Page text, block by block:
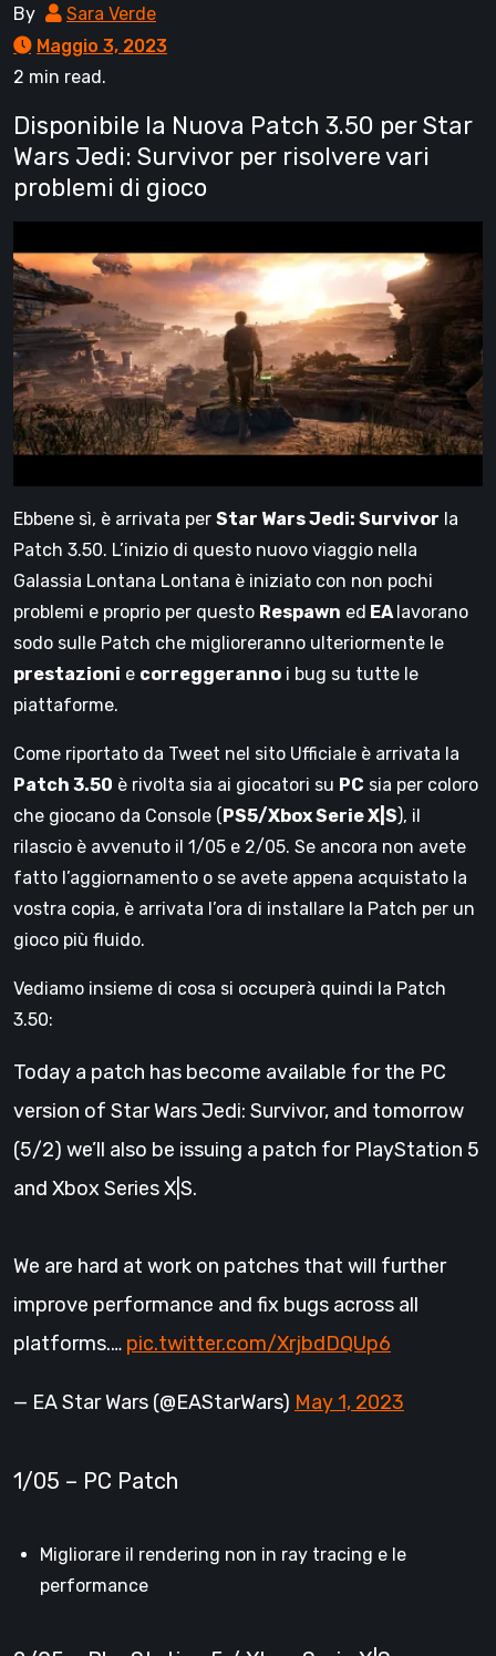
By
Sara Verde
Maggio 3, 2023
2 min read.
Disponibile la Nuova Patch 3.50 per Star
Wars Jedi: Survivor per risolvere vari
problemi di gioco
Ebbene sì, è arrivata per Star Wars Jedi: Survivor la
Patch 3.50. L’inizio di questo nuovo viaggio nella
Galassia Lontana Lontana è iniziato con non pochi
problemi e proprio per questo Respawn ed EAlavorano
sodo sulle Patch che miglioreranno ulteriormente le
prestazioni e correggeranno i bug su tutte le
piattaforme.
Come riportato da Tweet nel sito Ufficiale è arrivata la
Patch 3.50 è rivolta sia ai giocatori su PC sia per coloro
che giocano da Console (PS5/Xbox Serie X|S), il
rilascio è avvenuto il 1/05 e 2/05. Se ancora non avete
fatto l’aggiornamento o se avete appena acquistato la
vostra copia, è arrivata l’ora di installare la Patch per un
gioco più fluido.
Vediamo insieme di cosa si occuperà quindi la Patch
3.50:
Today a patch has become available for the PC
version of Star Wars Jedi: Survivor, and tomorrow
(5/2) we’ll also be issuing a patch for PlayStation 5
and Xbox Series X|S.
We are hard at work on patches that will further
improve performance and fix bugs across all
platforms.… pic.twitter.com/XrjbdDQUp6
— EA Star Wars (@EAStarWars) May 1, 2023
1/05 – PC Patch
Migliorare il rendering non in ray tracing e le
performance